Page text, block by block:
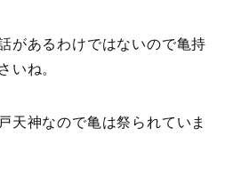
があるわけではないので亀持
いね。
天神なので亀は祭られていま